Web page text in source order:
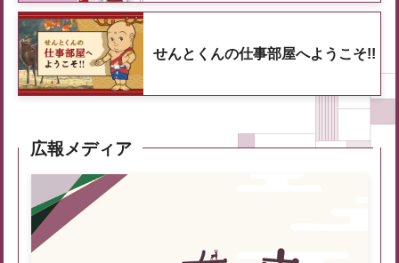
せんとくんの仕事部屋へようこそ!!
広報メディア